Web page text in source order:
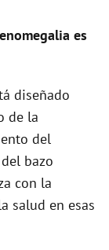
es
diseñado
de la
del
bazo
con la
salud en esas